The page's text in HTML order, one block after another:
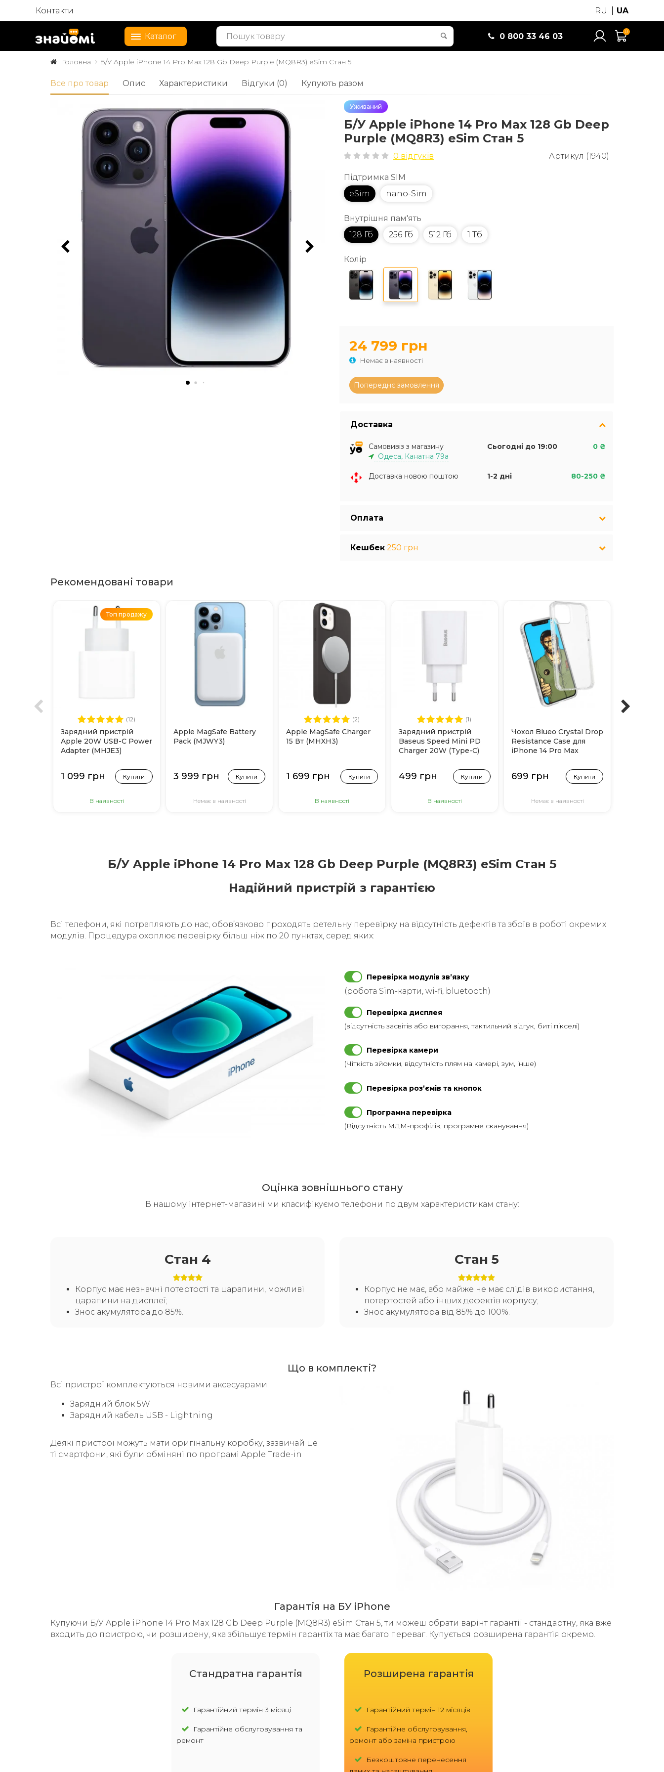
Контакти RU UA
Каталог 0 800 33 46 03
0
Головна Б/У Apple iPhone 14 Pro Max 128 Gb Deep Purple (MQ8R3) eSim Стан 5
Все про товар Опис Характеристики Відгуки (0) Купують разом
Уживаний
Б/У Apple iPhone 14 Pro Max 128 Gb Deep
Purple (MQ8R3) eSim Стан 5
0 відгуків Артикул (1940)
Підтримка SIM
eSim
nano-Sim
Внутрішня пам'ять
128 Гб
256 Гб 512 Гб 1 Тб
Колір
24 799 грн
Немає в наявності
Доставка
Самовивіз з магазину
Одеса, Канатна 79а
Сьогодні до 19:00 0 ₴
Доставка новою поштою 1-2 дні 80-250 ₴
Оплата
Кешбек 250 грн
Рекомендовані товари
Топ продажу
(12)
Зарядний пристрій
Apple 20W USB-C Power
Adapter (MHJE3)
1 099 грн Купити
В наявності
Apple MagSafe Battery
Pack (MJWY3)
3 999 грн Купити
Немає в наявності
(2)
Apple MagSafe Charger
15 Вт (MHXH3)
1 699 грн Купити
В наявності
(1)
Зарядний пристрій
Baseus Speed Mini PD
Charger 20W (Type-C)
499 грн Купити
В наявності
Чохол Blueo Crystal Drop
Resistance Case для
iPhone 14 Pro Max
699 грн Купити
Немає в наявності
Б/У Apple iPhone 14 Pro Max 128 Gb Deep Purple (MQ8R3) eSim Стан 5
Надійний пристрій з гарантією
Всі телефони, які потрапляють до нас, обовʼязково проходять ретельну перевірку на відсутність дефектів та збоїв в роботі окремих
модулів. Процедура охоплює перевірку більш ніж по 20 пунктах, серед яких:
Перевірка модулів звʼязку
(робота Sim-карти, wi-fi, bluetooth)
Перевірка дисплея
(відсутність засвітів або вигорання, тактильний відгук, биті пікселі)
Перевірка камери
(Чіткість зйомки, відсутність плям на камері, зум, інше)
Перевірка розʼємів та кнопок
Програмна перевірка
(Відсутність МДМ-профілів, програмне сканування)
Оцінка зовнішнього стану
В нашому інтернет-магазині ми класифікуємо телефони по двум характеристикам стану:
Стан 4
Корпус має незначні потертості та царапини, можливі
царапини на дисплеї;
Знос акумулятора до 85%.
Стан 5
Корпус не має, або майже не має слідів використання,
потертостей або інших дефектів корпусу;
Знос акумулятора від 85% до 100%.
Що в комплекті?
Всі пристрої комплектуються новими аксесуарами:
Зарядний блок 5W
Зарядний кабель USB - Lightning
Деякі пристрої можуть мати оригінальну коробку, зазвичай це
ті смартфони, які були обміняні по програмі Apple Trade-in
Гарантія на БУ iPhone
Купуючи Б/У Apple iPhone 14 Pro Max 128 Gb Deep Purple (MQ8R3) eSim Стан 5, ти можеш обрати варінт гарантії - стандартну, яка вже
входить до пристрою, чи розширену, яка збільшує термін гарантіх та має багато переваг. Купується розширена гарантія окремо.
Cтандратна гарантія
Гарантійний термін 3 місяці
Гарантійне обслуговування та
ремонт
Розширена гарантія
Гарантійний термін 12 місяців
Гарантійне обслуговування,
ремонт або заміна пристрою
Безкоштовне перенесення